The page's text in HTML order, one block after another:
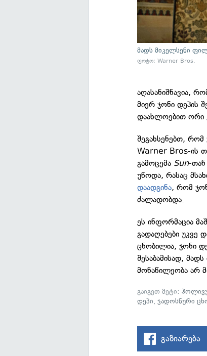
მადს მიკელსენი
ფოტო: Warner Bros.
აღასანიშნავია,
მიერ ჯონი დეპის
დაახლოებით ორი
შეგახსენებთ,
Warner Bros-ის
გამოცემა Sun-
უწოდა, რასაც
დაადგინა, რომ
ძალადობდა.
ეს ინფორმაცია
გადაღებები უკვე
ცნობილია, ჯონი
შესაბამისად,
მონაწილეობა არ
გაიგეთ მეტი:
დეპი,ჯადოსნური
გაზიარება